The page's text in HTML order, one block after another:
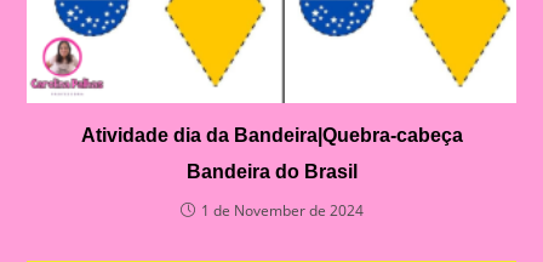
Atividade dia da Bandeira|Quebra-cabeça
Bandeira do Brasil
1 de November de 2024